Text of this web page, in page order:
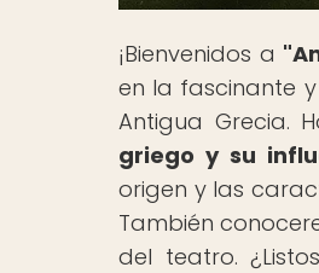
¡Bienvenidos a
en la fascinante
Antigua Grecia.
griego y su
origen y las
También
del teatro.